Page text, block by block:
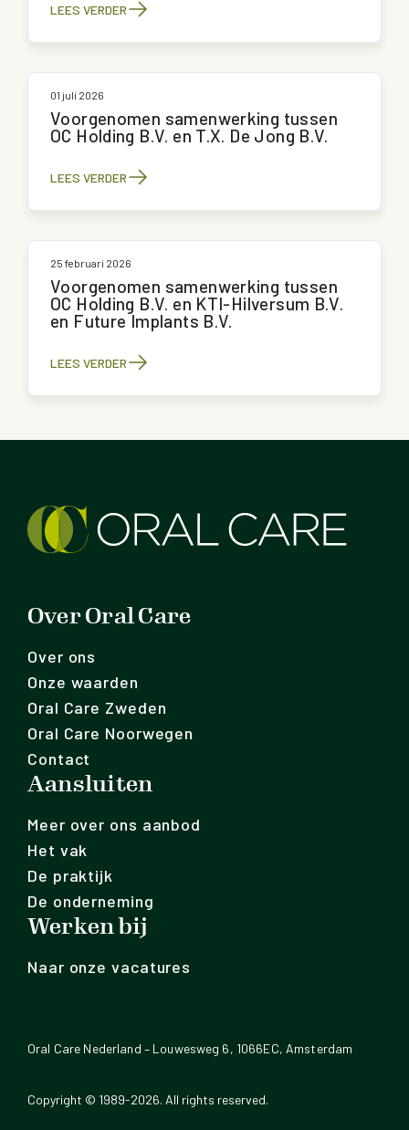
LEES VERDER
01 juli 2026
Voorgenomen samenwerking tussen
OC Holding B.V. en T.X. De Jong B.V.
LEES VERDER
25 februari 2026
Voorgenomen samenwerking tussen
OC Holding B.V. en KTI-Hilversum B.V.
en Future Implants B.V.
LEES VERDER
Over Oral Care
Over ons
Onze waarden
Oral Care Zweden
Oral Care Noorwegen
Contact
Aansluiten
Meer over ons aanbod
Het vak
De praktijk
De onderneming
Werken bij
Naar onze vacatures
Oral Care Nederland – Louwesweg 6, 1066EC, Amsterdam
Copyright © 1989-2026. All rights reserved.